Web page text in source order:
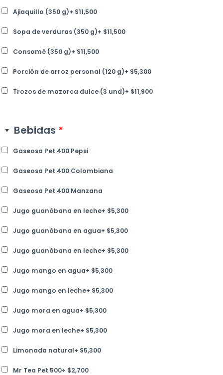
Ajiaquillo (350 g)+ $11,500
Sopa de verduras (350 g)+ $11,500
Consomé (350 g)+ $11,500
Porción de arroz personal (120 g)+ $5,300
Trozos de mazorca dulce (3 und)+ $11,900
Bebidas *
Gaseosa Pet 400 Pepsi
Gaseosa Pet 400 Colombiana
Gaseosa Pet 400 Manzana
Jugo guanábana en leche+ $5,300
Jugo guanábana en agua+ $5,300
Jugo guanábana en leche+ $5,300
Jugo mango en agua+ $5,300
Jugo mango en leche+ $5,300
Jugo mora en agua+ $5,300
Jugo mora en leche+ $5,300
Limonada natural+ $5,300
Mr Tea Pet 500+ $2,700